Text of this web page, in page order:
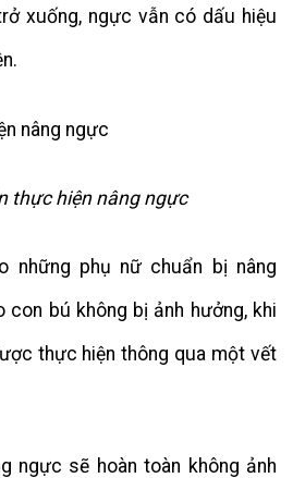
xuống, ngực vẫn có dấu hiệu
thực hiện nâng ngực
những phụ nữ chuẩn bị nâng
con bú không bị ảnh hưởng, khi
thực hiện thông qua một vết
ngực sẽ hoàn toàn không ảnh